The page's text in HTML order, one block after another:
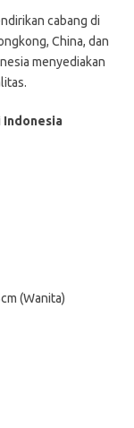
cabang di
China, dan
menyediakan
Indonesia
(Wanita)